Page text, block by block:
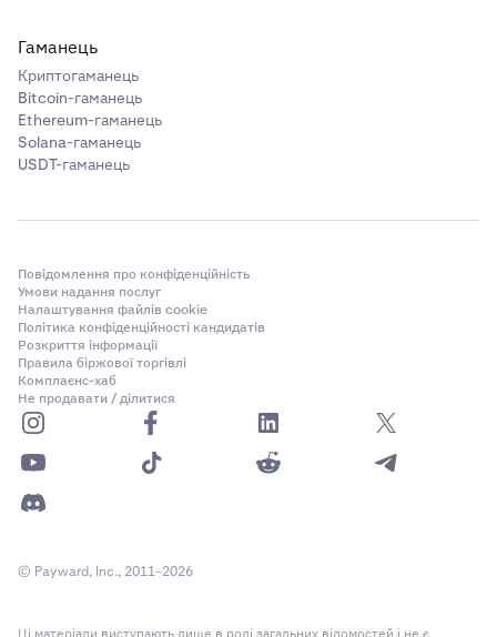
Гаманець
Криптогаманець
Bitcoin-гаманець
Ethereum-гаманець
Solana-гаманець
USDT-гаманець
Повідомлення про конфіденційність
Умови надання послуг
Налаштування файлів cookie
Політика конфіденційності кандидатів
Розкриття інформації
Правила біржової торгівлі
Комплаєнс-хаб
Не продавати / ділитися
© Payward, Inc., 2011–2026
Ці матеріали виступають лише в ролі загальних відомостей і не є